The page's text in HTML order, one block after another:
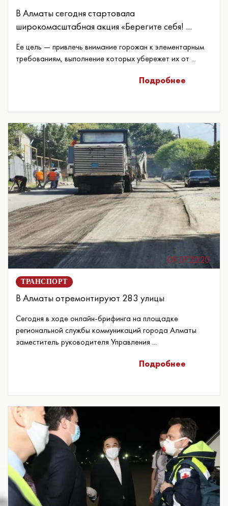
В Алматы сегодня стартовала
широкомасштабная акция «Берегите себя! ...
Ее цель — привлечь внимание горожан к элементарным
требованиям, выполнение которых убережет их от ...
Подробнее
09.07.2020
ТРАНСПОРТ
В Алматы отремонтируют 283 улицы
Сегодня в ходе онлайн-брифинга на площадке
региональной службы коммуникаций города Алматы
заместитель руководителя Управления ...
Подробнее